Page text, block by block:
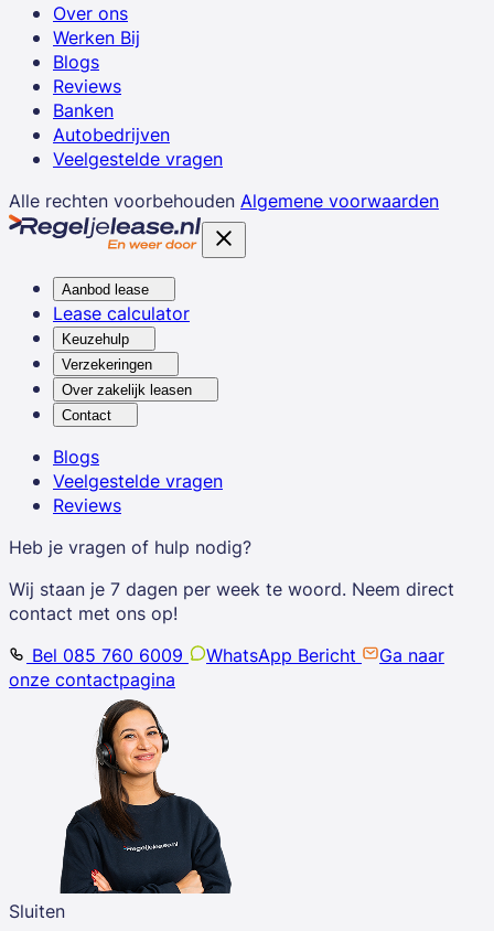
Over ons
Werken Bij
Blogs
Reviews
Banken
Autobedrijven
Veelgestelde vragen
Alle rechten voorbehouden Algemene voorwaarden
Aanbod lease
Lease calculator
Keuzehulp
Verzekeringen
Over zakelijk leasen
Contact
Blogs
Veelgestelde vragen
Reviews
Heb je vragen of hulp nodig?
Wij staan je 7 dagen per week te woord. Neem direct
contact met ons op!
Bel 085 760 6009
WhatsApp Bericht
Ga naar
onze contactpagina
Sluiten